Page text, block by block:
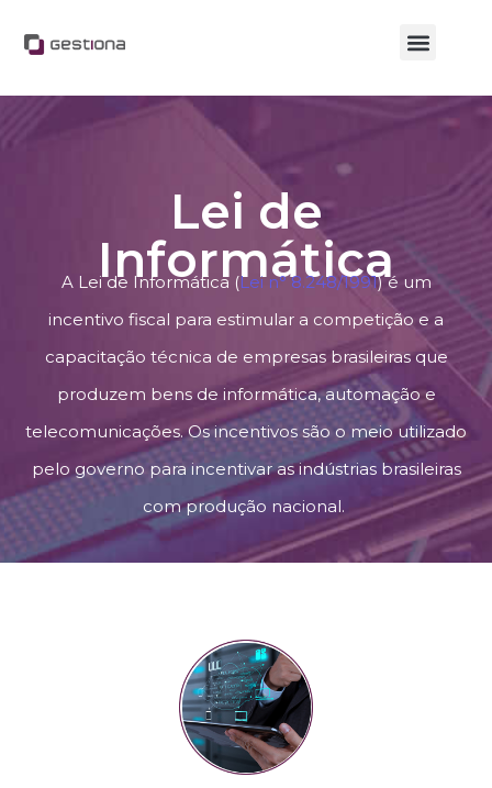
Lei de
Informática
A Lei de Informática (Lei n° 8.248/1991) é um
incentivo fiscal para estimular a competição e a
capacitação técnica de empresas brasileiras que
produzem bens de informática, automação e
telecomunicações. Os incentivos são o meio utilizado
pelo governo para incentivar as indústrias brasileiras
com produção nacional.